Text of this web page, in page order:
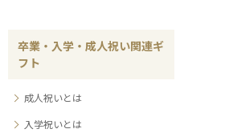
卒業・入学・成人祝い関連ギ
フト
成人祝いとは
入学祝いとは